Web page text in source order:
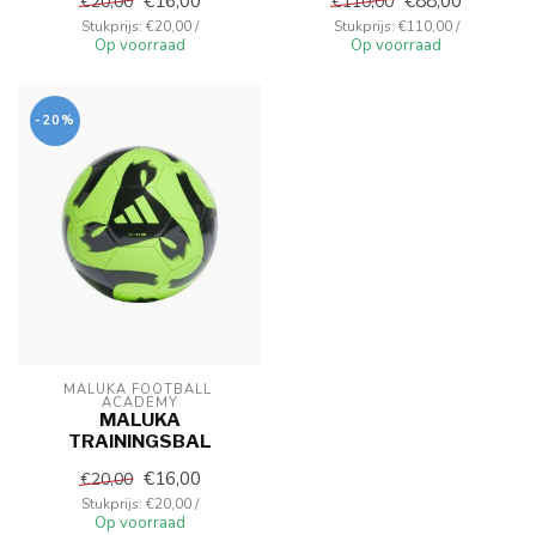
Stukprijs: €20,00 /
Op voorraad
Stukprijs: €110,00 /
Op voorraad
-20%
MALUKA FOOTBALL
ACADEMY
MALUKA
TRAININGSBAL
€20,00 €16,00
Stukprijs: €20,00 /
Op voorraad